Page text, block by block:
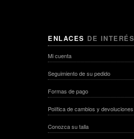
ENLACES DE INTERÉS
Mi cuenta
Seguimiento de su pedido
Formas de pago
Política de cambios y devoluciones
Conozca su talla